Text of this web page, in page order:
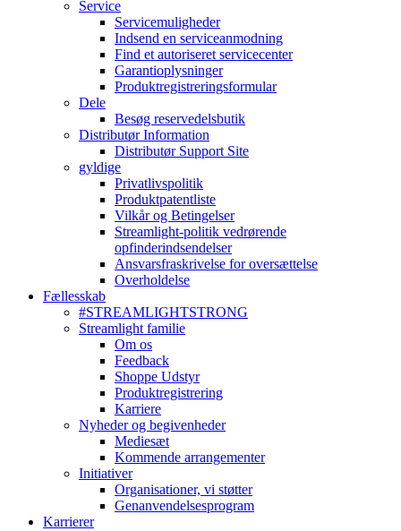
Service
Servicemuligheder
Indsend en serviceanmodning
Find et autoriseret servicecenter
Garantioplysninger
Produktregistreringsformular
Dele
Besøg reservedelsbutik
Distributør Information
Distributør Support Site
gyldige
Privatlivspolitik
Produktpatentliste
Vilkår og Betingelser
Streamlight-politik vedrørende
opfinderindsendelser
Ansvarsfraskrivelse for oversættelse
Overholdelse
Fællesskab
#STREAMLIGHTSTRONG
Streamlight familie
Om os
Feedback
Shoppe Udstyr
Produktregistrering
Karriere
Nyheder og begivenheder
Mediesæt
Kommende arrangementer
Initiativer
Organisationer, vi støtter
Genanvendelsesprogram
Karrierer